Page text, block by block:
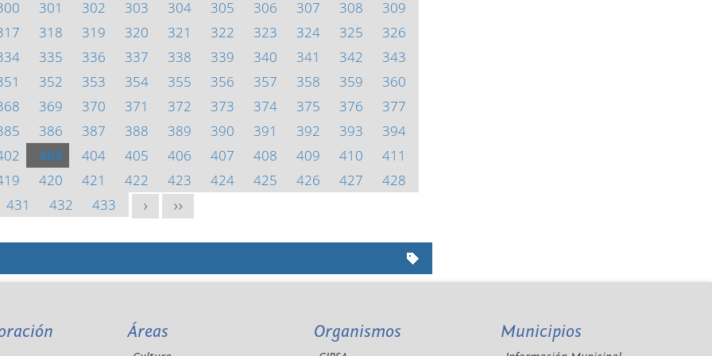
301 302 303 304 305 306 307 308
309
318 319 320 321 322 323 324 325
326
335 336 337 338 339 340 341 342
343
352 353 354 355 356 357 358 359
360
369 370 371 372 373 374 375 376
377
386 387 388 389 390 391 392 393
394
403 404 405 406 407 408 409 410
411
420 421 422 423 424 425 426 427
428
431
432 433 > >>
Áreas Organismos Municipios